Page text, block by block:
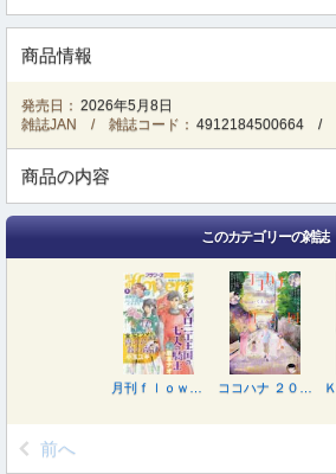
商品情報
発売日： 2026年5月8日
雑誌JAN / 雑誌コード： 4912184500664 /
商品の内容
このカテゴリーの雑誌
前へ